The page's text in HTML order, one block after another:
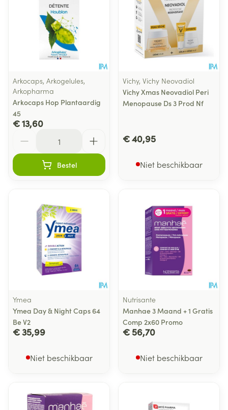
Arkocaps, Arkogelules,
Arkopharma
Arkocaps Hop Plantaardig
45
€ 13,60
Bestel
Vichy, Vichy Neovadiol
Vichy Xmas Neovadiol Peri
Menopause Ds 3 Prod Nf
€ 40,95
Niet beschikbaar
Ymea
Ymea Day & Night Caps 64
Be V2
€ 35,99
Niet beschikbaar
Nutrisante
Manhae 3 Maand + 1 Gratis
Comp 2x60 Promo
€ 56,70
Niet beschikbaar